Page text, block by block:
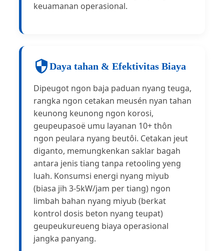
keuamanan operasional.
Daya tahan & Efektivitas Biaya
Dipeugot ngon baja paduan nyang teuga,
rangka ngon cetakan meusén nyan tahan
keunong keunong ngon korosi,
geupeupasoë umu layanan 10+ thôn
ngon peulara nyang beutôi. Cetakan jeut
diganto, memungkenkan saklar bagah
antara jenis tiang tanpa retooling yeng
luah. Konsumsi energi nyang miyub
(biasa jih 3-5kW/jam per tiang) ngon
limbah bahan nyang miyub (berkat
kontrol dosis beton nyang teupat)
geupeukureueng biaya operasional
jangka panyang.